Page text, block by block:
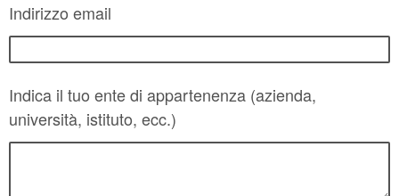
Indirizzo email
Indica il tuo ente di appartenenza (azienda,
università, istituto, ecc.)